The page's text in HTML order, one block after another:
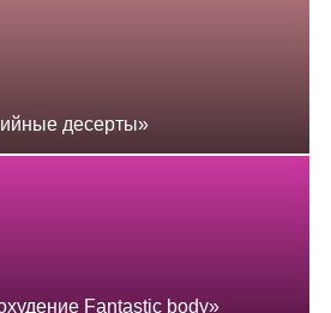
десерты»
Fantastic body»